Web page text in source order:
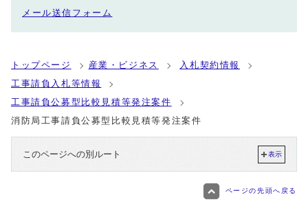
メール送信フォーム
トップページ 産業・ビジネス
入札契約情報
工事請負入札等情報
工事請負公募型比較見積等発注案件
消防局工事請負公募型比較見積等発注案件
このページへの別ルート 表示
ページの先頭へ戻る